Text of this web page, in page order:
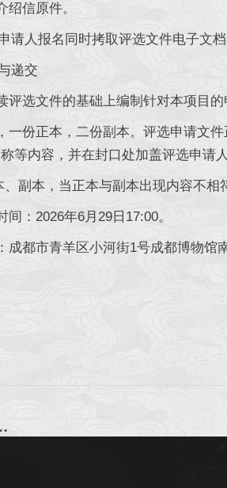
信原件。
人报名同时拷取评选文件电子文档
递交
选文件的基础上编制针对本项目的
份正本，二份副本。评选申请文件
等内容，并在封口处加盖评选申请人
副本，当正本与副本出现内容不相
：2026年6月29日17:00。
都市青羊区小河街1号成都博物馆南
台制作采购项目（二次）